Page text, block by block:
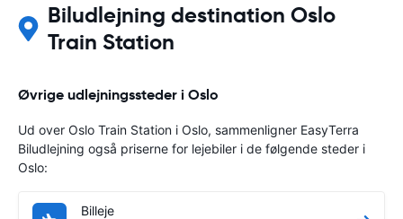
Biludlejning destination Oslo
Train Station
Øvrige udlejningssteder i Oslo
Ud over Oslo Train Station i Oslo, sammenligner EasyTerra
Biludlejning også priserne for lejebiler i de følgende steder i
Oslo:
Billeje